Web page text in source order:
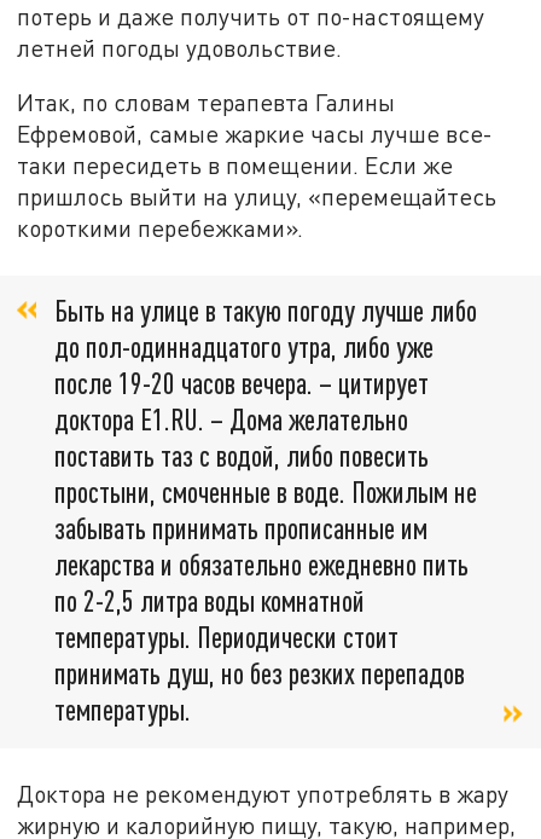
потерь и даже получить от по-настоящему
летней погоды удовольствие.
Итак, по словам терапевта Галины
Ефремовой, самые жаркие часы лучше все-
таки пересидеть в помещении. Если же
пришлось выйти на улицу, «перемещайтесь
короткими перебежками».
Быть на улице в такую погоду лучше либо
до пол-одиннадцатого утра, либо уже
после 19-20 часов вечера. – цитирует
доктора Е1.RU. – Дома желательно
поставить таз с водой, либо повесить
простыни, смоченные в воде. Пожилым не
забывать принимать прописанные им
лекарства и обязательно ежедневно пить
по 2-2,5 литра воды комнатной
температуры. Периодически стоит
принимать душ, но без резких перепадов
температуры.
Доктора не рекомендуют употреблять в жару
жирную и калорийную пищу, такую, например,